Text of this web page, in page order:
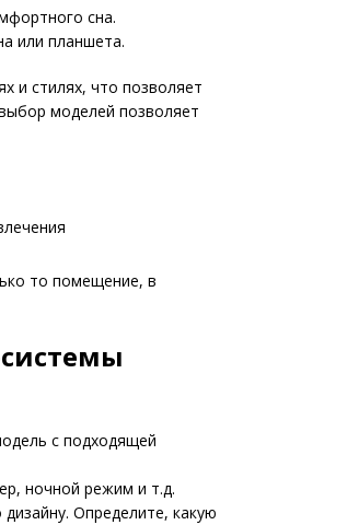
сна.
или планшета.
и стилях, что позволяет
моделей позволяет
то помещение, в
с подходящей
ночной режим и т.д.
Определите, какую